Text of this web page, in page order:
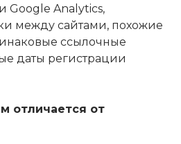
Google Analytics,
между сайтами, похожие
ссылочные
даты регистрации
отличается от